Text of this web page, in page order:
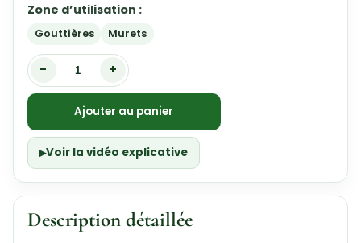
Zone d’utilisation :
Gouttières Murets
- +
Ajouter au panier
Voir la vidéo explicative
Description détaillée